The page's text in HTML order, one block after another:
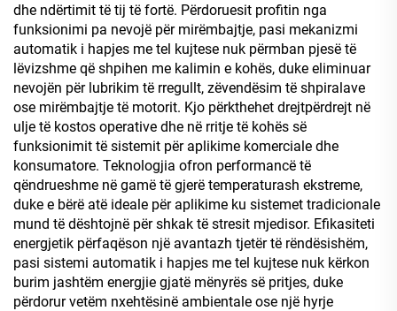
dhe ndërtimit të tij të fortë. Përdoruesit profitin nga
funksionimi pa nevojë për mirëmbajtje, pasi mekanizmi
automatik i hapjes me tel kujtese nuk përmban pjesë të
lëvizshme që shpihen me kalimin e kohës, duke eliminuar
nevojën për lubrikim të rregullt, zëvendësim të shpiralave
ose mirëmbajtje të motorit. Kjo përkthehet drejtpërdrejt në
ulje të kostos operative dhe në rritje të kohës së
funksionimit të sistemit për aplikime komerciale dhe
konsumatore. Teknologjia ofron performancë të
qëndrueshme në gamë të gjerë temperaturash ekstreme,
duke e bërë atë ideale për aplikime ku sistemet tradicionale
mund të dështojnë për shkak të stresit mjedisor. Efikasiteti
energjetik përfaqëson një avantazh tjetër të rëndësishëm,
pasi sistemi automatik i hapjes me tel kujtese nuk kërkon
burim jashtëm energjie gjatë mënyrës së pritjes, duke
përdorur vetëm nxehtësinë ambientale ose një hyrje